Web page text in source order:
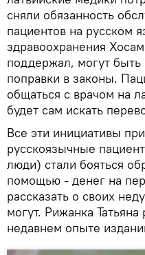
сняли обязанность
пациентов на русском
здравоохранения
поддержал, могут
поправки в законы.
общаться с врачом на
будет сам искать
Все эти инициативы
русскоязычные
люди) стали бояться
помощью - денег на
рассказать о своих
могут. Рижанка
недавнем опыте